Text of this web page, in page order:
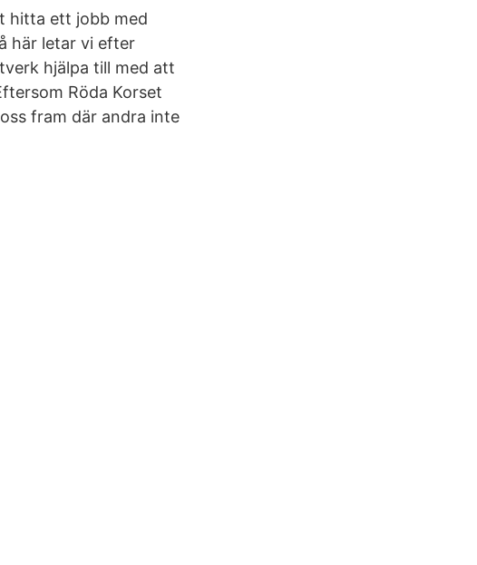
hitta ett jobb med
här letar vi efter
hjälpa till med att
Röda Korset
fram där andra inte